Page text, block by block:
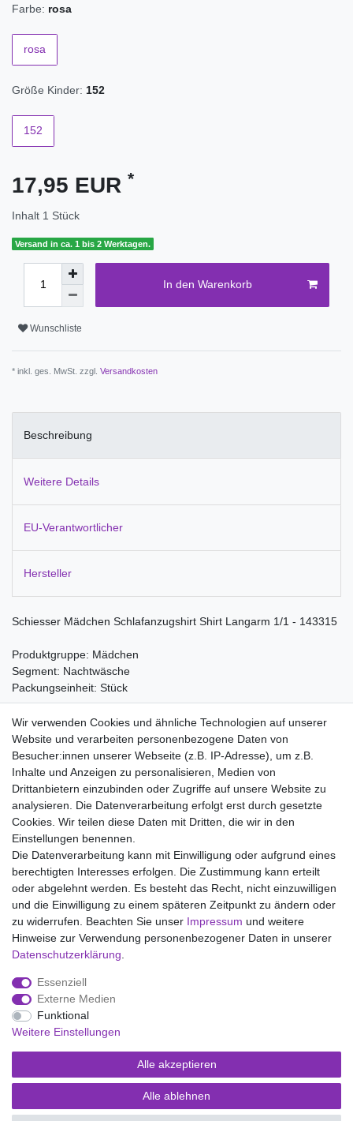
Farbe: rosa
rosa
Größe Kinder: 152
152
17,95 EUR *
Inhalt 1 Stück
Versand in ca. 1 bis 2 Werktagen.
In den Warenkorb
Wunschliste
* inkl. ges. MwSt. zzgl. Versandkosten
Beschreibung
Weitere Details
EU-Verantwortlicher
Hersteller
Schiesser Mädchen Schlafanzugshirt Shirt Langarm 1/1 - 143315
Produktgruppe: Mädchen
Segment: Nachtwäsche
Packungseinheit: Stück
Material:
95% Baumwolle
5% Elastan
Wir liefern mit DHL (auch Samstags)
Kostenloser Versand
14 Tage Rückgaberecht
Impressum Daten­schutz­erklärung AGB
Widerrufs­recht
Wir verwenden Cookies und ähnliche Technologien auf unserer
Website und verarbeiten personenbezogene Daten von
Besucher:innen unserer Webseite (z.B. IP-Adresse), um z.B.
Inhalte und Anzeigen zu personalisieren, Medien von
Drittanbietern einzubinden oder Zugriffe auf unsere Website zu
analysieren. Die Datenverarbeitung erfolgt erst durch gesetzte
Cookies. Wir teilen diese Daten mit Dritten, die wir in den
Einstellungen benennen.
Die Datenverarbeitung kann mit Einwilligung oder aufgrund eines
berechtigten Interesses erfolgen. Die Zustimmung kann erteilt
oder abgelehnt werden. Es besteht das Recht, nicht einzuwilligen
und die Einwilligung zu einem späteren Zeitpunkt zu ändern oder
zu widerrufen. Beachten Sie unser Impressum und weitere
Hinweise zur Verwendung personenbezogener Daten in unserer
Daten­schutz­erklärung
Essenziell
Externe Medien
Funktional
Weitere Einstellungen
Alle akzeptieren
Alle ablehnen